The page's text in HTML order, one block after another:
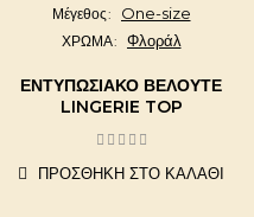
Μέγεθος One-size
ΧΡΩΜΑ Φλοράλ
ΕΝΤΥΠΩΣΙΑΚΟ ΒΕΛΟΥΤΕ
LINGERIE TOP
ΠΡΟΣΘΉΚΗ ΣΤΟ ΚΑΛΆΘΙ